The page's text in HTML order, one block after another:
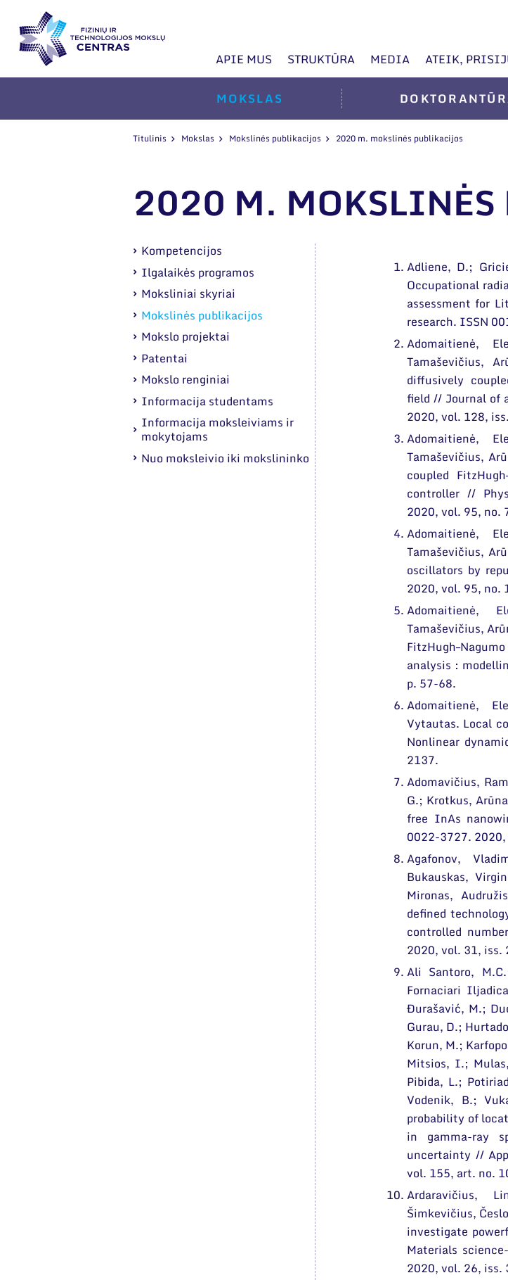
APIE MUS STRUKTŪRA MEDIA ATEIK,
MOKSLAS
Titulinis Mokslas Mokslinės publikacijos 2020 m. mokslinės publikacijos
2020 M.
Kompetencijos
Ilgalaikės programos
Moksliniai skyriai
Mokslinės publikacijos
Mokslo projektai
Patentai
Mokslo renginiai
Informacija studentams
Informacija moksleiviams ir
mokytojams
Nuo moksleivio iki mokslininko
Adliene, D.;
Occupational
assessment for
research. ISSN
Adomaitienė,
Tamaševičius,
diffusively
field // Journal of
2020, vol. 128,
Adomaitienė,
Tamaševičius,
coupled
controller //
2020, vol. 95, no.
Adomaitienė,
Tamaševičius,
oscillators by
2020, vol. 95, no.
Adomaitienė,
Tamaševičius,
analysis :
p. 57-68.
Adomaitienė,
Vytautas. Local
Nonlinear
2137.
Adomavičius,
G.; Krotkus,
free InAs
0022-3727.
Agafonov,
Bukauskas,
Mironas,
defined
controlled
2020, vol. 31, iss.
Ali Santoro,
Fornaciari
Đurašavić, M.;
Gurau, D.;
Korun, M.;
Mitsios, I.;
Pibida, L.;
Vodenik, B.;
probability of
in gamma-ray
uncertainty //
vol. 155, art. no.
Ardaravičius,
Šimkevičius,
investigate
Materials
2020, vol. 26, iss.